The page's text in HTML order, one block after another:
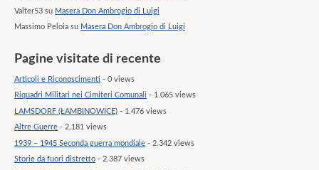
Valter53 su Masera Don Ambrogio di Luigi
Massimo Peloia su Masera Don Ambrogio di Luigi
Pagine visitate di recente
Articoli e Riconoscimenti - 0 views
Riquadri Militari nei Cimiteri Comunali - 1.065 views
LAMSDORF (ŁAMBINOWICE) - 1.476 views
Altre Guerre - 2.181 views
1939 – 1945 Seconda guerra mondiale - 2.342 views
Storie da fuori distretto - 2.387 views